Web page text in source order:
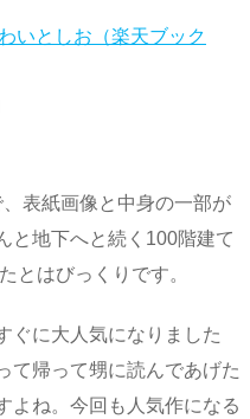
いとしお（楽天ブック
表紙画像と中身の一部が
と地下へと続く100階建て
とはびっくりです。
ぐに大人気になりました
て帰って甥に読んであげた
よね。今回も人気作になる